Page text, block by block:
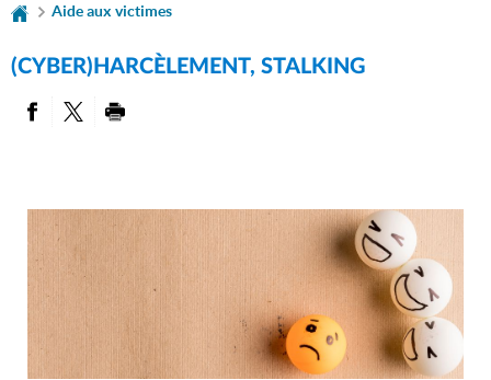
Aide aux victimes
(CYBER)HARCÈLEMENT, STALKING